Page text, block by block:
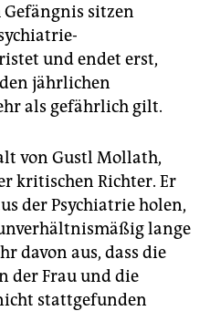
sitzen
und endet erst,
jährlichen
als gefährlich gilt.
von Gustl Mollath,
kritischen Richter. Er
der Psychiatrie holen,
lange
davon aus, dass die
der Frau und die
stattgefunden